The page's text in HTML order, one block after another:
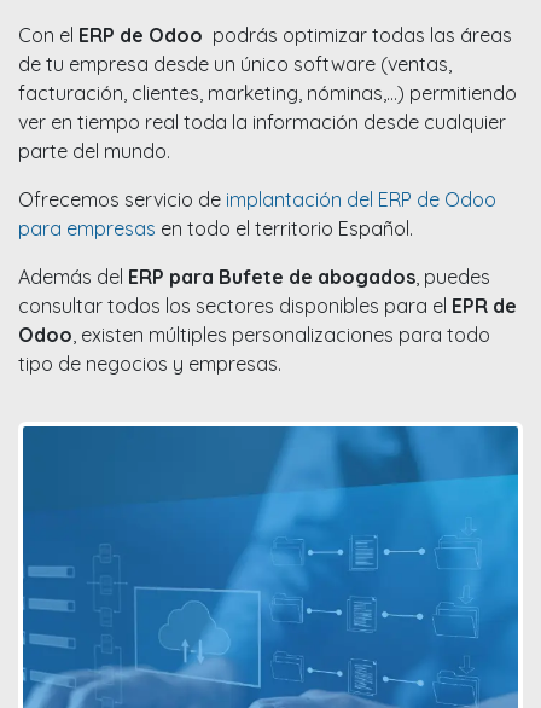
Con el ERP de Odoo podrás optimizar todas las áreas
de tu empresa desde un único software (ventas,
facturación, clientes, marketing, nóminas,...) permitiendo
ver en tiempo real toda la información desde cualquier
parte del mundo.
Ofrecemos servicio de implantación del ERP de Odoo
para empresas en todo el territorio Español.
Además del ERP para Bufete de abogados, puedes
consultar todos los sectores disponibles para el EPR de
Odoo, existen múltiples personalizaciones para todo
tipo de negocios y empresas.